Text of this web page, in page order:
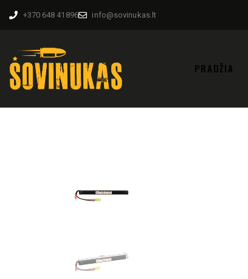
+370 648 41896 info@sovinukas.lt
PRADŽIA